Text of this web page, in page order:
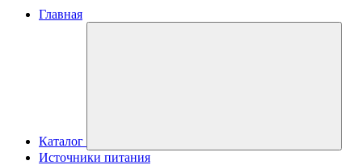
Главная
Каталог
Источники питания